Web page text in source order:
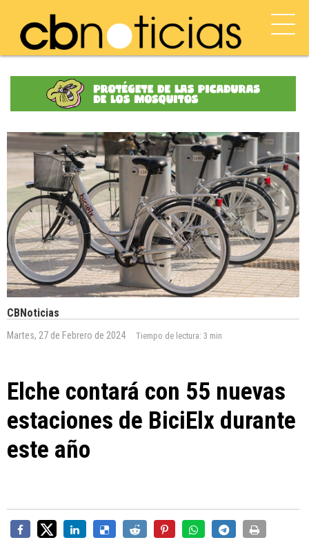
CBNoticias
Martes, 27 de Febrero de 2024 Tiempo de lectura: 3 min
Elche contará con 55 nuevas
estaciones de BiciElx durante
este año